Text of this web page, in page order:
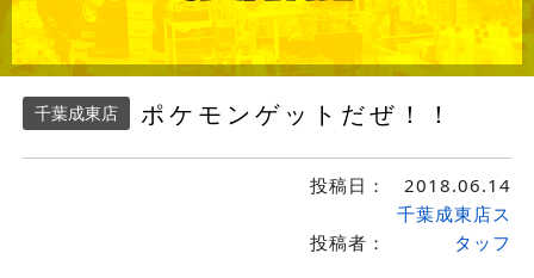
千葉成東店 ポケモンゲットだぜ！！
投稿日： 2018.06.14
投稿者：
千葉成東店ス
タッフ